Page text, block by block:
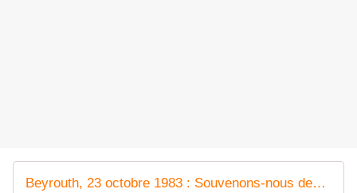
Beyrouth, 23 octobre 1983 : Souvenons-nous des paras du Drakkar